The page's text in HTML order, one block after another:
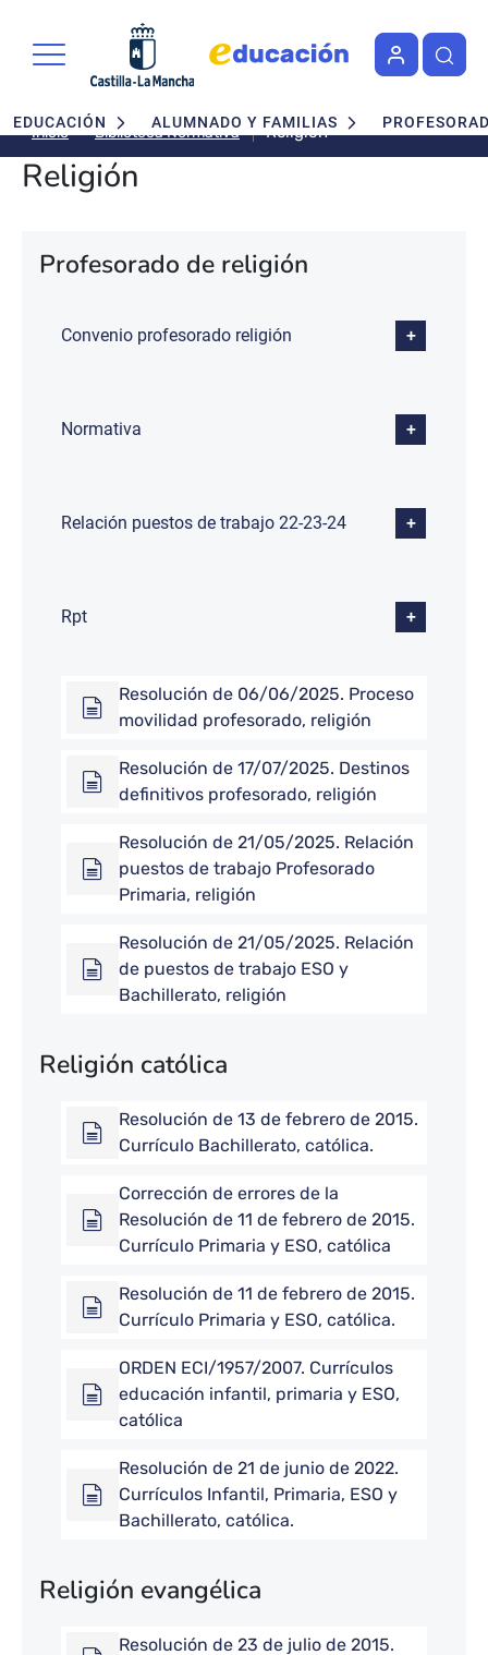
Navegación principal
EDUCACIÓN ALUMNADO Y FAMILIAS
Inicio Biblioteca Normativa Religión
Religión
Profesorado de religión
Convenio profesorado religión
Normativa
Relación puestos de trabajo 22-23-24
Rpt
Resolución de 06/06/2025. Proceso
movilidad profesorado, religión
Resolución de 17/07/2025. Destinos
definitivos profesorado, religión
Resolución de 21/05/2025. Relación
puestos de trabajo Profesorado
Primaria, religión
Resolución de 21/05/2025. Relación
de puestos de trabajo ESO y
Bachillerato, religión
Religión católica
Resolución de 13 de febrero de 2015.
Currículo Bachillerato, católica.
Corrección de errores de la
Resolución de 11 de febrero de 2015.
Currículo Primaria y ESO, católica
Resolución de 11 de febrero de 2015.
Currículo Primaria y ESO, católica.
ORDEN ECI/1957/2007. Currículos
educación infantil, primaria y ESO,
católica
Resolución de 21 de junio de 2022.
Currículos Infantil, Primaria, ESO y
Bachillerato, católica.
Religión evangélica
Resolución de 23 de julio de 2015.